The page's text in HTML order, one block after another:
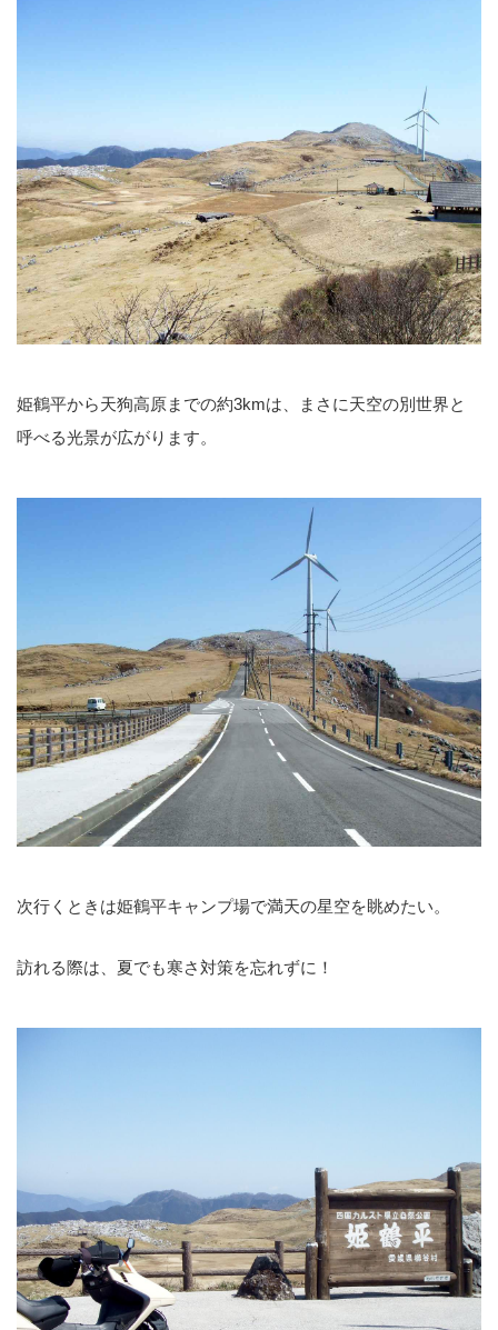
姫鶴平から天狗高原までの約3kmは、まさに天空の別世界と
呼べる光景が広がります。
次行くときは姫鶴平キャンプ場で満天の星空を眺めたい。
訪れる際は、夏でも寒さ対策を忘れずに！